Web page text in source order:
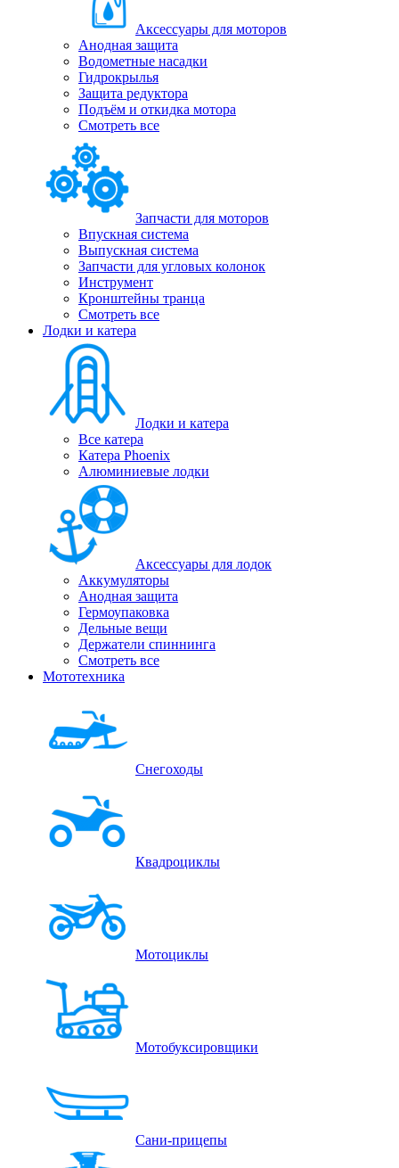
Аксессуары для моторов
Анодная защита
Водометные насадки
Гидрокрылья
Защита редуктора
Подъём и откидка мотора
Смотреть все
Запчасти для моторов
Впускная система
Выпускная система
Запчасти для угловых колонок
Инструмент
Кронштейны транца
Смотреть все
Лодки и катера
Лодки и катера
Все катера
Катера Phoenix
Алюминиевые лодки
Аксессуары для лодок
Аккумуляторы
Анодная защита
Гермоупаковка
Дельные вещи
Держатели спиннинга
Смотреть все
Мототехника
Снегоходы
Квадроциклы
Мотоциклы
Мотобуксировщики
Сани-прицепы